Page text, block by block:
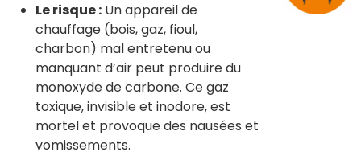
Le risque : Un appareil de
chauffage (bois, gaz, fioul,
charbon) mal entretenu ou
manquant d’air peut produire du
monoxyde de carbone. Ce gaz
toxique, invisible et inodore, est
mortel et provoque des nausées et
vomissements.